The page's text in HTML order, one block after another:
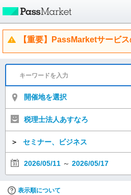
【重要】PassMarketサービ
開催地を選択
税理士法人あすなろ
＞ セミナー、ビジネス
2026/05/11 ～ 2026/05/17
表示順について